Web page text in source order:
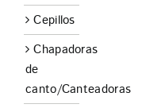
Cepillos
Chapadoras
de
canto/Canteadoras